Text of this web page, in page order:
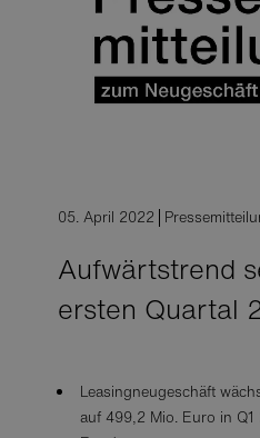
05. April 2022
Aufwärtstrend
ersten Quartal
Leasingneugeschäft
auf 499,2 Mio. Euro in